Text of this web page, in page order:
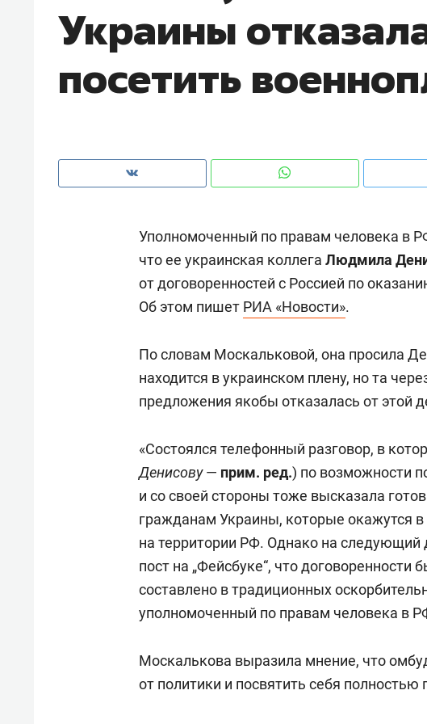
Украины
посетить
Уполномоченный по правам человека в
что ее украинская коллега Людмила
от договоренностей с Россией по
Об этом пишет РИА «Новости».
По словам Москальковой, она просила
находится в украинском плену, но та
предложения якобы отказалась от этой
«Состоялся телефонный разговор, в
Денисову— прим. ред.) по возможности
и со своей стороны тоже высказала
гражданам Украины, которые окажутся
на территории РФ. Однако на
пост на „Фейсбуке“, что
составлено в традиционных
уполномоченный по правам человека в
Москалькова выразила мнение, что
от политики и посвятить себя
чем интересен Оман?
Оставить шум за волной: как
ЖК «Заря»
Психотерапевт
когда человек
свою
стрессом»